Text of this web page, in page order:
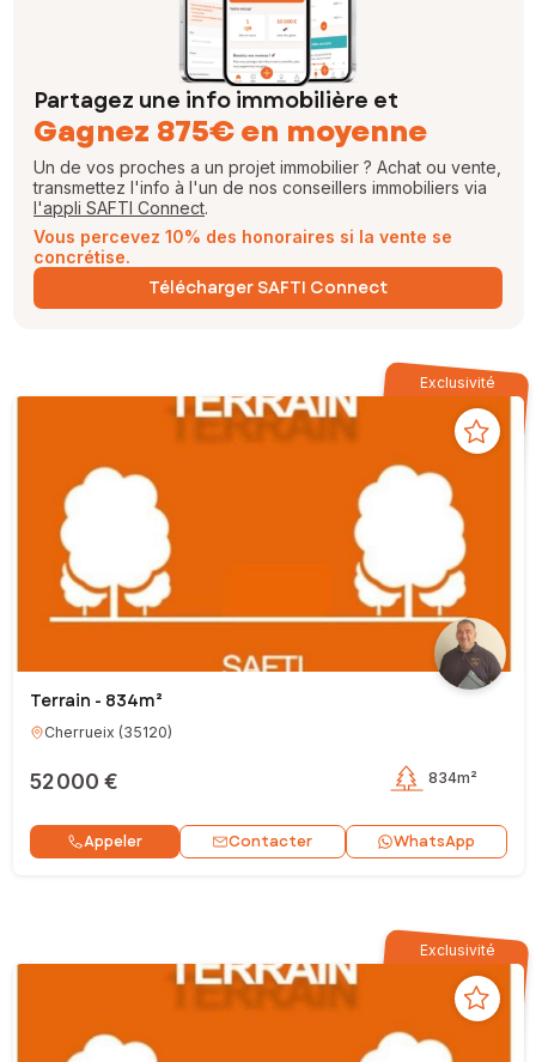
Partagez une info immobilière et
Gagnez 875€ en moyenne
Un de vos proches a un projet immobilier ? Achat ou vente,
transmettez l'info à l'un de nos conseillers immobiliers via
l'appli SAFTI Connect.
Vous percevez 10% des honoraires si la vente se
concrétise.
Télécharger SAFTI Connect
Exclusivité
Terrain - 834m²
Cherrueix (35120)
52 000 € 834m²
Appeler Contacter WhatsApp
Exclusivité